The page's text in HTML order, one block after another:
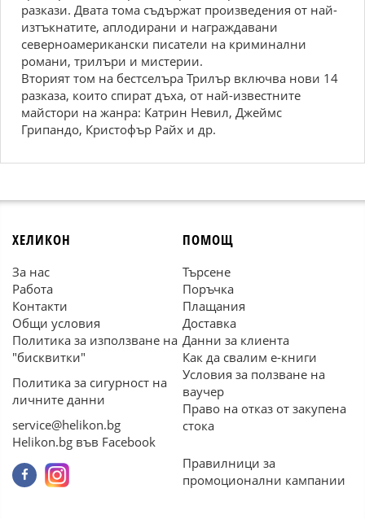
разкази. Двата тома съдържат произведения от най-
изтъкнатите, аплодирани и награждавани
северноамерикански писатели на криминални
романи, трилъри и мистерии.
Вторият том на бестселъра Трилър включва нови 14
разказа, които спират дъха, от най-известните
майстори на жанра: Катрин Невил, Джеймс
Грипандо, Кристофър Райх и др.
ХЕЛИКОН
За нас
Работа
Контакти
Общи условия
Политика за използване на
"бисквитки"
Политика за сигурност на
личните данни
service@helikon.bg
Helikon.bg във Facebook
ПОМОЩ
Търсене
Поръчка
Плащания
Доставка
Данни за клиента
Как да свалим е-книги
Условия за ползване на
ваучер
Право на отказ от закупена
стока
Правилници за
промоционални кампании